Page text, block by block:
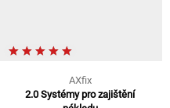
AXfix
2.0 Systémy pro zajištění